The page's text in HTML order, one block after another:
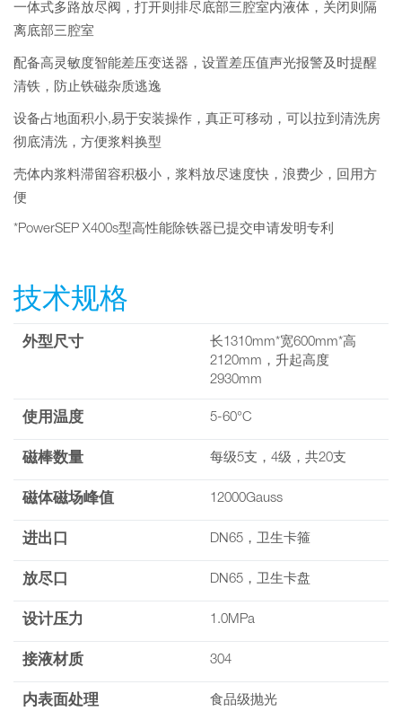
一体式多路放尽阀，打开则排尽底部三腔室内液体，关闭则隔
离底部三腔室
配备高灵敏度智能差压变送器，设置差压值声光报警及时提醒
清铁，防止铁磁杂质逃逸
设备占地面积小,易于安装操作，真正可移动，可以拉到清洗房
彻底清洗，方便浆料换型
壳体内浆料滞留容积极小，浆料放尽速度快，浪费少，回用方
便
*PowerSEP X400s型高性能除铁器已提交申请发明专利
技术规格
外型尺寸
长1310mm*宽600mm*高
2120mm，升起高度
2930mm
使用温度 5-60°C
磁棒数量 每级5支，4级，共20支
磁体磁场峰值 12000Gauss
进出口 DN65，卫生卡箍
放尽口 DN65，卫生卡盘
设计压力 1.0MPa
接液材质 304
内表面处理 食品级抛光